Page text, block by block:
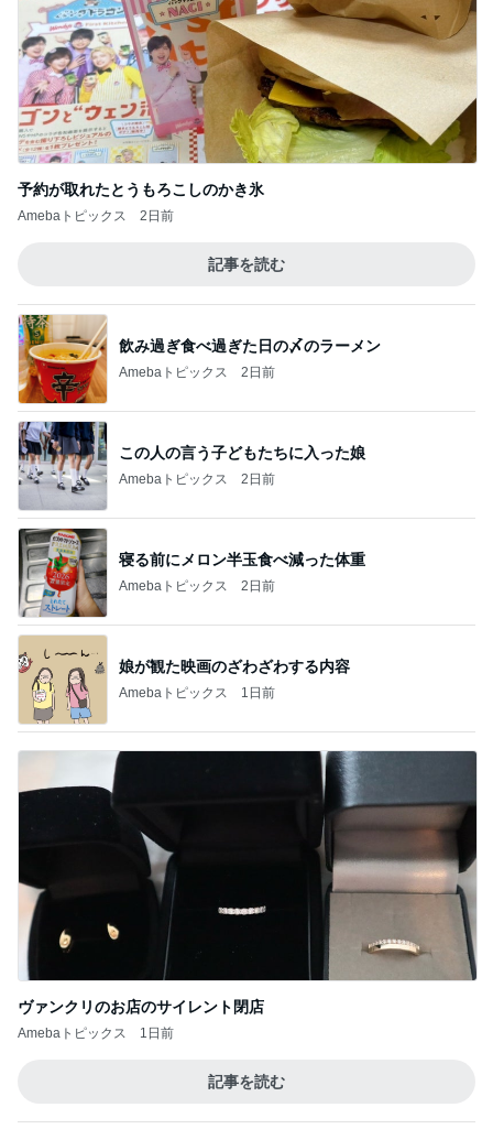
予約が取れたとうもろこしのかき氷
Amebaトピックス 2日前
記事を読む
飲み過ぎ食べ過ぎた日の〆のラーメン
Amebaトピックス 2日前
この人の言う子どもたちに入った娘
Amebaトピックス 2日前
寝る前にメロン半玉食べ減った体重
Amebaトピックス 2日前
娘が観た映画のざわざわする内容
Amebaトピックス 1日前
ヴァンクリのお店のサイレント閉店
Amebaトピックス 1日前
記事を読む